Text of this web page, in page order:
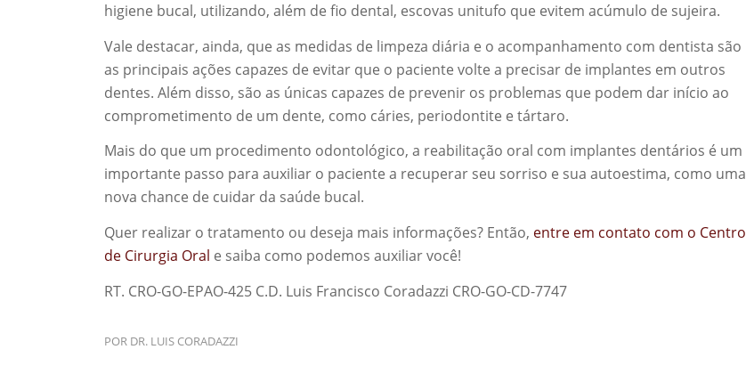
higiene bucal, utilizando, além de fio dental, escovas unitufo que evitem acúmulo de sujeira.
Vale destacar, ainda, que as medidas de limpeza diária e o acompanhamento com dentista são
as principais ações capazes de evitar que o paciente volte a precisar de implantes em outros
dentes. Além disso, são as únicas capazes de prevenir os problemas que podem dar início ao
comprometimento de um dente, como cáries, periodontite e tártaro.
Mais do que um procedimento odontológico, a reabilitação oral com implantes dentários é um
importante passo para auxiliar o paciente a recuperar seu sorriso e sua autoestima, como uma
nova chance de cuidar da saúde bucal.
Quer realizar o tratamento ou deseja mais informações? Então, entre em contato com o Centro
de Cirurgia Oral e saiba como podemos auxiliar você!
RT. CRO-GO-EPAO-425 C.D. Luis Francisco Coradazzi CRO-GO-CD-7747
POR DR. LUIS CORADAZZI